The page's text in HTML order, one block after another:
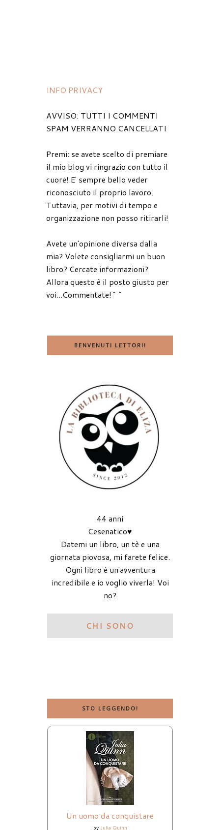
INFO PRIVACY
AVVISO: TUTTI I COMMENTI
SPAM VERRANNO CANCELLATI
Premi: se avete scelto di premiare
il mio blog vi ringrazio con tutto il
cuore! E' sempre bello veder
riconosciuto il proprio lavoro.
Tuttavia, per motivi di tempo e
organizzazione non posso ritirarli!
Avete un'opinione diversa dalla
mia? Volete consigliarmi un buon
libro? Cercate informazioni?
Allora questo è il posto giusto per
voi...Commentate!^^
BENVENUTI LETTORI!
44 anni
Cesenatico♥
Datemi un libro, un tè e una
giornata piovosa, mi farete felice.
Ogni libro è un'avventura
incredibile e io voglio viverla! Voi
no?
CHI SONO
STO LEGGENDO!
Un uomo da conquistare
by Julia Quinn